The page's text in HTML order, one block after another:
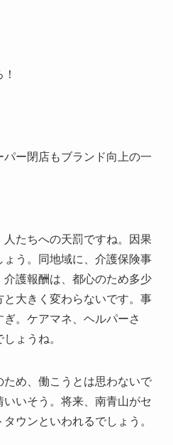
ー閉店もブランド向上の一
人たちへの天罰ですね。因果
う。同地域に、介護保険事
護報酬は、都心のため多少
と大きく変わらないです。事
。ケアマネ、ヘルパーさ
ょうね。
め、働こうとは思わないで
いそう。将来、南青山がセ
ウンといわれるでしょう。